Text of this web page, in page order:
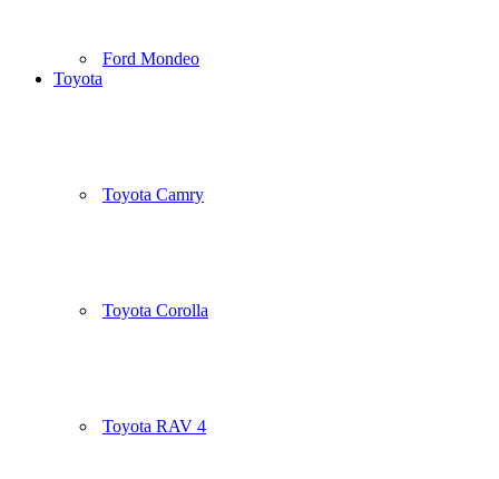
Ford Mondeo
Toyota
Toyota Camry
Toyota Corolla
Toyota RAV 4